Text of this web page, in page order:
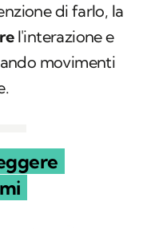
di farlo, la
l'interazione e
movimenti